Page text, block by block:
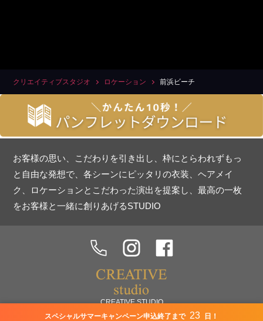
クリエイティブスタジオ ロケーション 前浜ビーチ
お客様の思い、こだわりを引き出し、枠にとらわれずもっ
と自由な発想で、各シーンにピッタリの衣装、ヘアメイ
ク、ロケーションとこだわった演出を提案し、最高の一枚
をお客様と一緒に創りあげるSTUDIO
CREATIVE STUDIO
沖縄県中頭郡北谷町美浜9番地7 PLAZA F 2階
スペシャルサマーキャンペーン申込終了まで 23 日！